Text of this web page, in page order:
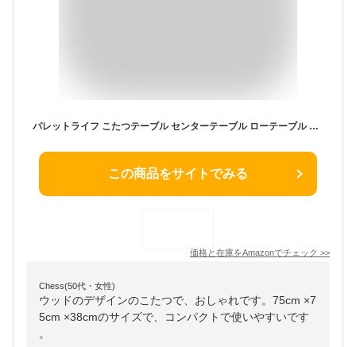
パレットライフ こたつテーブル センターテーブル ローテーブル 小さめ 正方形 フラットヒーター スリム コンパクト おしゃれ 北欧 北欧モダン シンプル コンパクト 熱すぎない ムラがない 天然木 幅75cm 奥行75cm 高さ38cm 二重天板 中天板 省エネ 節電 ラバーウッド 茶色
この商品をサイトでみる
価格と在庫をAmazonでチェック >>
Chess(50代・女性)
ウッドのデザインのこたつで、おしゃれです。75cm ×7
5cm ×38cmのサイズで、コンパクトで使いやすいです
。